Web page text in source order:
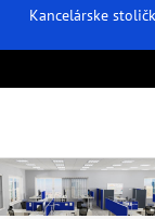
Kancelárske